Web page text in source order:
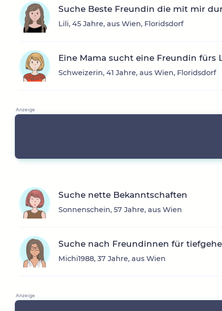
Suche Beste Freundin die mit mir
Lili, 45 Jahre, aus Wien, Floridsdorf
Eine Mama sucht eine Freundin fürs
Schweizerin, 41 Jahre, aus Wien, Floridsdorf
Suche nette Bekanntschaften
Sonnenschein, 57 Jahre, aus Wien
Suche nach Freundinnen für
Michi1988, 37 Jahre, aus Wien